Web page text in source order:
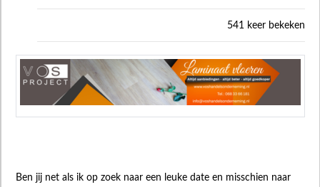
541 keer bekeken
Ben jij net als ik op zoek naar een leuke date en misschien naar